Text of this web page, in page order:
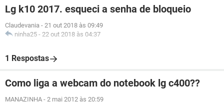
Lg k10 2017. esqueci a senha de bloqueio
Claudevania - 21 out 2018 às 09:49
ninha25 - 22 out 2018 às 04:37
1 Respostas
Como liga a webcam do notebook lg c400??
MANAZINHA - 2 mai 2012 às 20:59